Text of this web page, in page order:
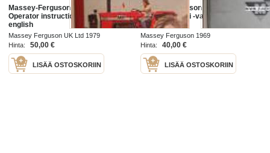
Massey-Ferguson 265 tractor
Operator instruction book in
english
Massey Ferguson UK Ltd 1979
Hinta:
50,00 €
LISÄÄ OSTOSKORIIN
Massey Ferguson 400
leikkuupuimuri -varaosaluettelo
Massey Ferguson 1969
Hinta:
40,00 €
LISÄÄ OSTOSKORIIN